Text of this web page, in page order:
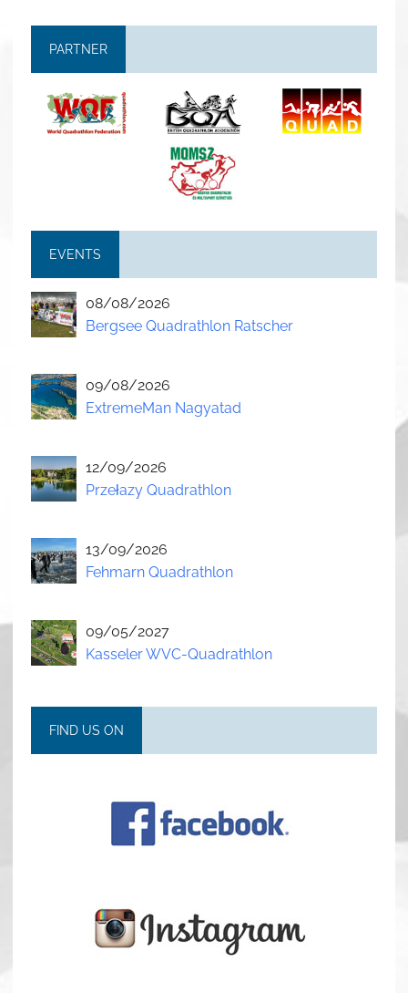
PARTNER
EVENTS
08/08/2026
Bergsee Quadrathlon Ratscher
09/08/2026
ExtremeMan Nagyatad
12/09/2026
Przełazy Quadrathlon
13/09/2026
Fehmarn Quadrathlon
09/05/2027
Kasseler WVC-Quadrathlon
FIND US ON